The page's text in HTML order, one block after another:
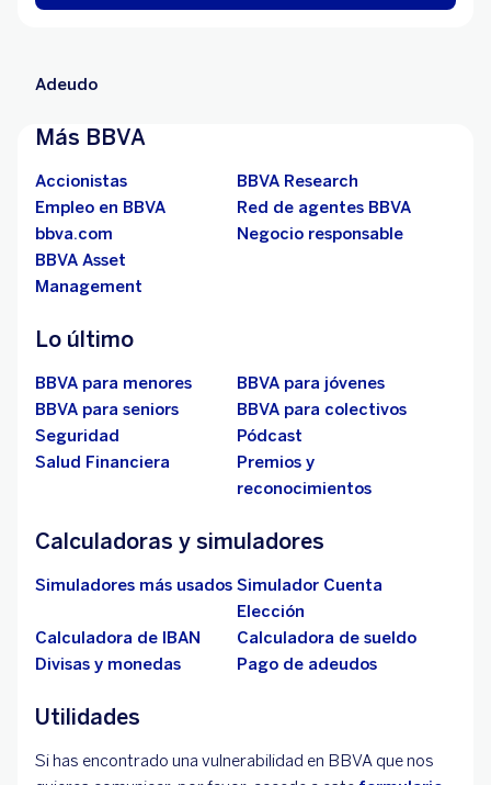
Adeudo
Más BBVA
Accionistas
BBVA Research
Empleo en BBVA
Red de agentes BBVA
bbva.com
Negocio responsable
BBVA Asset
Management
Lo último
BBVA para menores
BBVA para jóvenes
BBVA para seniors
BBVA para colectivos
Seguridad
Pódcast
Salud Financiera
Premios y
reconocimientos
Calculadoras y simuladores
Simuladores más usados Simulador Cuenta
Elección
Calculadora de IBAN
Calculadora de sueldo
Divisas y monedas
Pago de adeudos
Utilidades
Si has encontrado una vulnerabilidad en BBVA que nos